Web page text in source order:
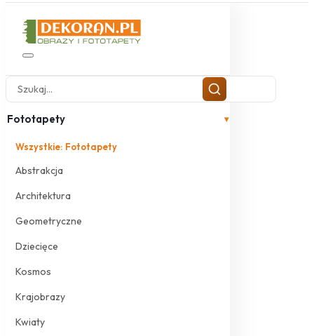
Fototapety ▾
Wszystkie: Fototapety
Abstrakcja
Architektura
Geometryczne
Dziecięce
Kosmos
Krajobrazy
Kwiaty